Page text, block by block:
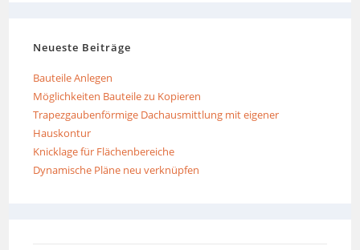
Neueste Beiträge
Bauteile Anlegen
Möglichkeiten Bauteile zu Kopieren
Trapezgaubenförmige Dachausmittlung mit eigener
Hauskontur
Knicklage für Flächenbereiche
Dynamische Pläne neu verknüpfen